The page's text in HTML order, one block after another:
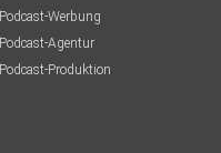
Podcast-Werbung
Podcast-Agentur
Podcast-Produktion